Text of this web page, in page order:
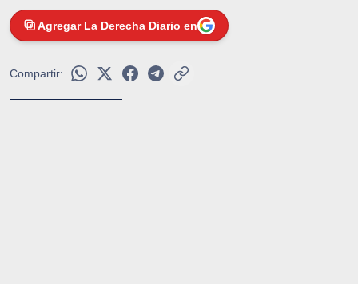
Agregar La Derecha Diario en
Compartir: